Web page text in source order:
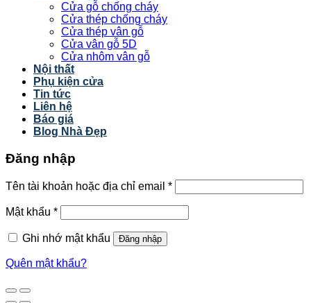
Cửa gỗ chống cháy
Cửa thép chống cháy
Cửa thép vân gỗ
Cửa vân gỗ 5D
Cửa nhôm vân gỗ
Nội thất
Phụ kiện cửa
Tin tức
Liên hệ
Báo giá
Blog Nhà Đẹp
Đăng nhập
Tên tài khoản hoặc địa chỉ email *
Mật khẩu *
Ghi nhớ mật khẩu Đăng nhập
Quên mật khẩu?